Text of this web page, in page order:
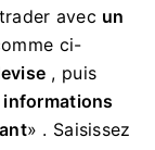
avec un
ci-
, puis
informations
» . Saisissez